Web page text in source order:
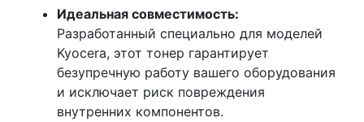
Идеальная совместимость:
Разработанный специально для моделей
Kyocera, этот тонер гарантирует
безупречную работу вашего оборудования
и исключает риск повреждения
внутренних компонентов.